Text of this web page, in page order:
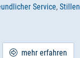
Service, Stillen
mehr erfahren